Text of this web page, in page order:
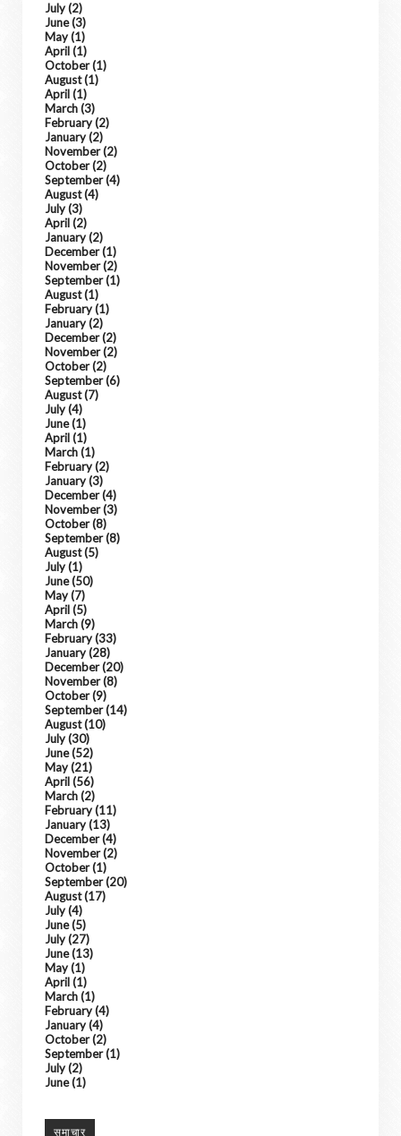
July(2)
June(3)
May(1)
April(1)
October(1)
August(1)
April(1)
March(3)
February(2)
January(2)
November(2)
October(2)
September(4)
August(4)
July(3)
April(2)
January(2)
December(1)
November(2)
September(1)
August(1)
February(1)
January(2)
December(2)
November(2)
October(2)
September(6)
August(7)
July(4)
June(1)
April(1)
March(1)
February(2)
January(3)
December(4)
November(3)
October(8)
September(8)
August(5)
July(1)
June(50)
May(7)
April(5)
March(9)
February(33)
January(28)
December(20)
November(8)
October(9)
September(14)
August(10)
July(30)
June(52)
May(21)
April(56)
March(2)
February(11)
January(13)
December(4)
November(2)
October(1)
September(20)
August(17)
July(4)
June(5)
July(27)
June(13)
May(1)
April(1)
March(1)
February(4)
January(4)
October(2)
September(1)
July(2)
June(1)
समाचार